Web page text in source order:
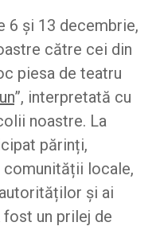
6 și 13 decembrie,
către cei din
piesa de teatru
”, interpretată cu
noastre. La
părinți,
locale,
și ai
un prilej de